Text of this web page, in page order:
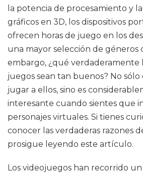
la potencia de procesamiento y
gráficos en 3D, los dispositivos
ofrecen horas de juego en los
una mayor selección de géneros
embargo, ¿qué verdaderamente
juegos sean tan buenos? No
jugar a ellos, sino es
interesante cuando sientes que
personajes virtuales. Si tienes
conocer las verdaderas razones
prosigue leyendo este artículo.
Los videojuegos han recorrido